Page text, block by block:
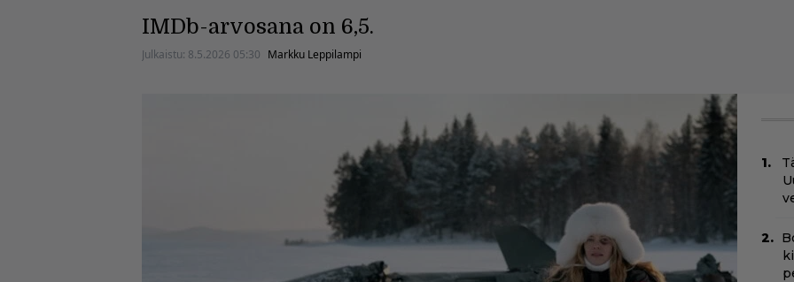
IMDb-arvosana on 6,5.
Julkaistu: 8.5.2026 05:30 Markku Leppilampi